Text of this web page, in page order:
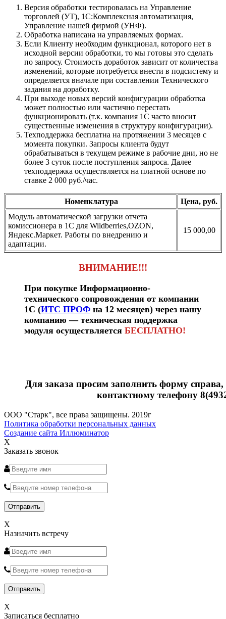
Версия обработки тестировалась на Управление
торговлей (УТ), 1С:Комплексная автоматизация,
Управление нашей фирмой (УНФ).
Обработка написана на управляемых формах.
Если Клиенту необходим функционал, которого нет в
исходной версии обработки, то мы готовы это сделать
по запросу. Стоимость доработок зависит от количества
изменений, которые потребуется внести в подсистему и
определяется вначале при составлении Технического
задания на доработку.
При выходе новых версий конфигурации обработка
может полностью или частично перестать
функционировать (т.к. компания 1С часто вносит
существенные изменения в структуру конфигурации).
Техподдержка бесплатна на протяжении 3 месяцев с
момента покупки. Запросы клиента будут
обрабатываться в текущем режиме в рабочие дни, но не
более 3 суток после поступления запроса. Далее
техподдержка осуществляется на платной основе по
ставке 2 000 руб./час.
Номенклатура
Цена, руб.
Модуль автоматической загрузки отчета
комиссионера в 1С для Wildberries,OZON,
Яндекс.Маркет. Работы по внедрению и
адаптации.
15 000,00
ВНИМАНИЕ!!!
При покупке Информационно-
технического сопровождения от компании
1С (ИТС ПРОФ на 12 месяцев) через нашу
компанию — техническая поддержка
модуля осуществляется БЕСПЛАТНО!
Для заказа просим заполнить форму справа,
контактному телефону
ООО "Старк", все права защищены. 2019г
Политика обработки персональных данных
Создание сайта Иллюминатор
X
Заказать звонок
X
Назначить встречу
X
Записаться бесплатно